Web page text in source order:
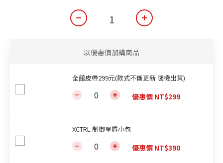
以優惠價加購商品
全館皮帶299元(款式不斷更新 隨機出貨)
優惠價 NT$299
XCTRL 制御單肩小包
優惠價 NT$390